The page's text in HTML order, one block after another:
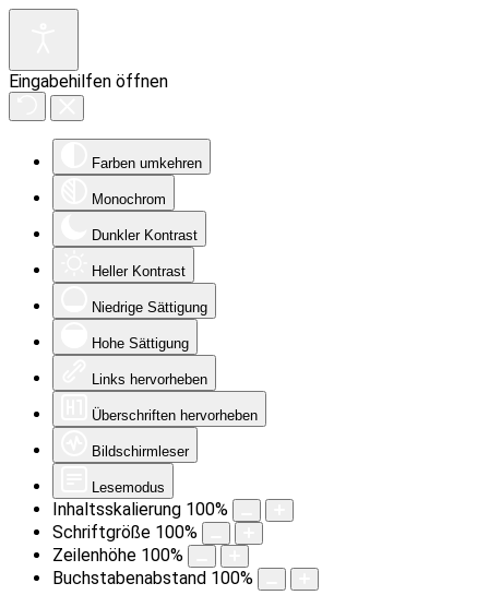
Eingabehilfen öffnen
Farben umkehren
Monochrom
Dunkler Kontrast
Heller Kontrast
Niedrige Sättigung
Hohe Sättigung
Links hervorheben
Überschriften hervorheben
Bildschirmleser
Lesemodus
Inhaltsskalierung 100%
Schriftgröße 100%
Zeilenhöhe 100%
Buchstabenabstand 100%